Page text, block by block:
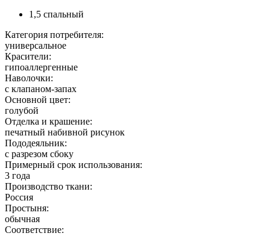
1,5 спальный
Категория потребителя:
универсальное
Красители:
гипоаллергенные
Наволочки:
с клапаном-запах
Основной цвет:
голубой
Отделка и крашение:
печатный набивной рисунок
Пододеяльник:
с разрезом сбоку
Примерный срок использования:
3 года
Производство ткани:
Россия
Простыня:
обычная
Соответствие: